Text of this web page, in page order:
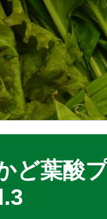
ど葉酸